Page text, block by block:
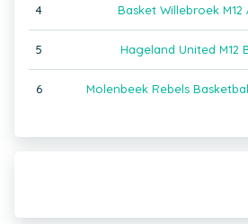
4 Basket Willebroek M12
5 Hageland United M12
6 Molenbeek Rebels